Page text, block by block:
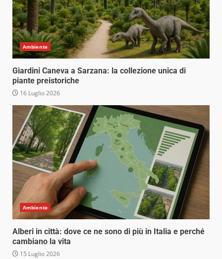
Ambiente
Giardini Caneva a Sarzana: la collezione unica di
piante preistoriche
16 Luglio 2026
Ambiente
Alberi in città: dove ce ne sono di più in Italia e perché
cambiano la vita
15 Luglio 2026